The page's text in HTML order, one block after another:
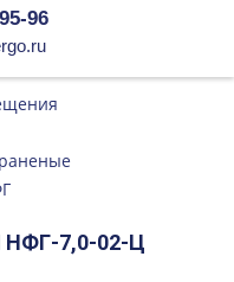
96
7,0-02-Ц